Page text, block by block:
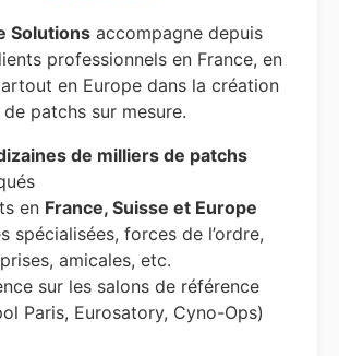
Solutions accompagne depuis
professionnels en France, en
en Europe dans la création
de patchs sur mesure.
de milliers de patchs
en France, Suisse et Europe
spécialisées, forces de l’ordre,
amicales, etc.
sur les salons de référence
Paris, Eurosatory, Cyno-Ops)